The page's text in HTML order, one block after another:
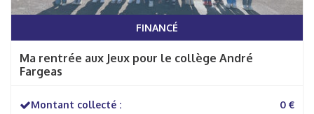
FINANCÉ
Ma rentrée aux Jeux pour le collège André
Fargeas
Montant collecté : 0 €